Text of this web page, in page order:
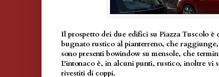
Il prospetto dei due edifici su Piazza Tuscolo è
bugnato rustico al pianterreno, che
sono presenti bowindow su mensole, che
L'intonaco è, in alcuni punti, rustico, inoltre vi
rivestiti di coppi.